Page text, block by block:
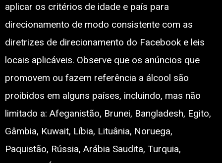
aplicar os critérios de idade e país para
direcionamento de modo consistente com as
diretrizes de direcionamento do Facebook e leis
locais aplicáveis. Observe que os anúncios que
promovem ou fazem referência a álcool são
proibidos em alguns países, incluindo, mas não
limitado a: Afeganistão, Brunei, Bangladesh, Egito,
Gâmbia, Kuwait, Líbia, Lituânia, Noruega,
Paquistão, Rússia, Arábia Saudita, Turquia,